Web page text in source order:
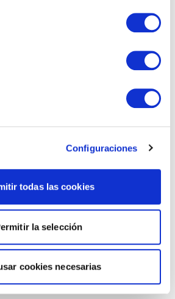
Configuraciones
todas las cookies
la selección
cookies necesarias